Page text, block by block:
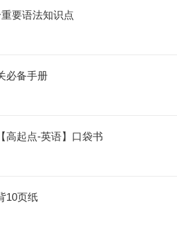
要语法知识点
必备手册
高起点-英语】口袋书
10页纸